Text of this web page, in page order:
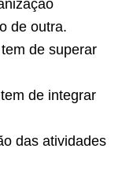
de outra.
de superar
de integrar
das atividades